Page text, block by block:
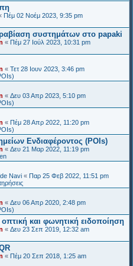
Πέμ 02 Νοέμ 2023, 9:35 pm
συστημάτων στο papaki
« Πέμ 27 Ιούλ 2023, 10:31 pm
« Τετ 28 Ιουν 2023, 3:46 pm
« Δευ 03 Απρ 2023, 5:10 pm
« Πέμ 28 Απρ 2022, 11:20 pm
Ενδιαφέροντος (POIs)
« Δευ 21 Μαρ 2022, 11:19 pm
Navi « Παρ 25 Φεβ 2022, 11:51 pm
« Δευ 06 Απρ 2020, 2:48 pm
και φωνητική ειδοποίηση
« Δευ 23 Σεπ 2019, 12:32 am
« Πέμ 20 Σεπ 2018, 1:25 am